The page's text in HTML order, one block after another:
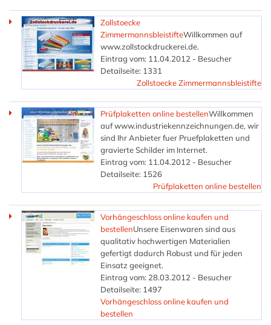
Zollstoecke
ZimmermannsbleistifteWillkommen auf
www.zollstockdruckerei.de.
Eintrag vom: 11.04.2012 - Besucher
Detailseite: 1331
Zollstoecke Zimmermannsbleistifte
Prüfplaketten online bestellenWillkommen
auf www.industriekennzeichnungen.de, wir
sind Ihr Anbieter fuer Pruefplaketten und
gravierte Schilder im Internet.
Eintrag vom: 11.04.2012 - Besucher
Detailseite: 1526
Prüfplaketten online bestellen
Vorhängeschloss online kaufen und
bestellenUnsere Eisenwaren sind aus
qualitativ hochwertigen Materialien
gefertigt dadurch Robust und für jeden
Einsatz geeignet.
Eintrag vom: 28.03.2012 - Besucher
Detailseite: 1497
Vorhängeschloss online kaufen und
bestellen